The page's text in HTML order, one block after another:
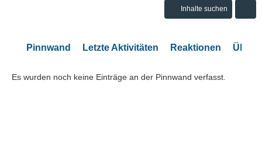
Inhalte suchen
Pinnwand Letzte Aktivitäten Reaktionen Über
Es wurden noch keine Einträge an der Pinnwand verfasst.